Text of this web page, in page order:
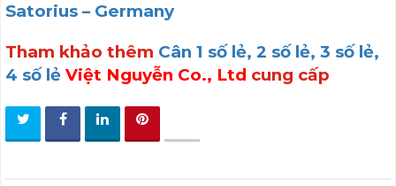
Satorius – Germany
Tham khảo thêm Cân 1 số lẻ, 2 số lẻ, 3 số lẻ,
4 số lẻ Việt Nguyễn Co., Ltd cung cấp